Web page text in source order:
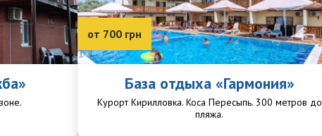
от 700 грн
База отдыха «Гармония»
Курорт Кирилловка. Коса Пересыпь. 300 метров до
пляжа.